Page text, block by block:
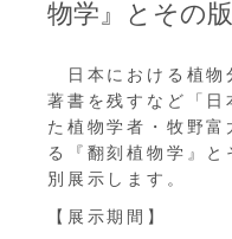
物学』とその
日本における植物
著書を残すなど「
た植物学者・牧野
る『翻刻植物学』
別展示します。
【展示期間】